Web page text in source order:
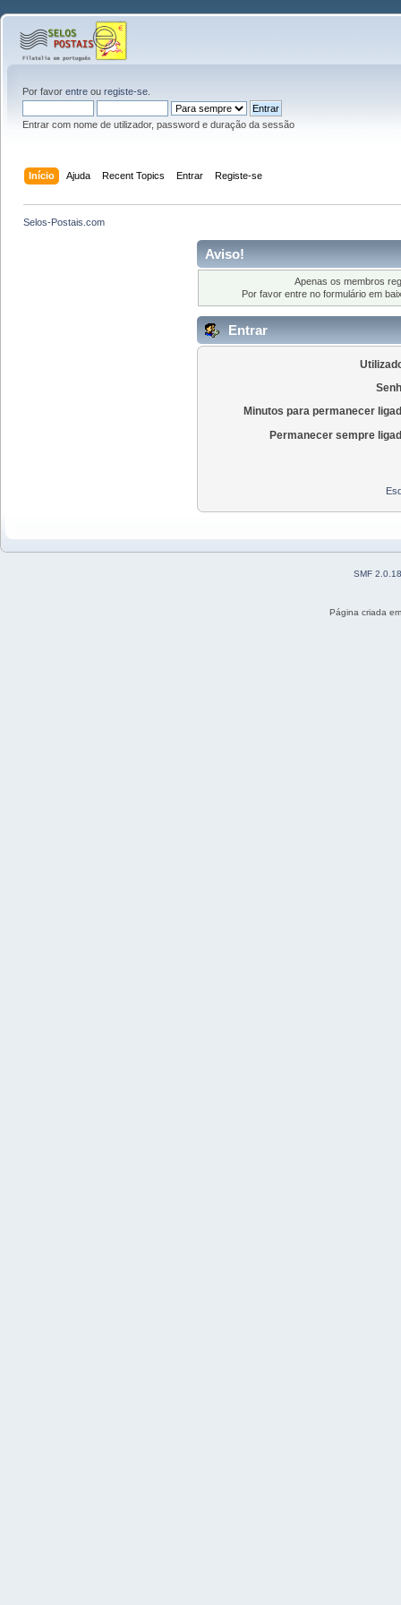
Por favor entre ou registe-se
Entrar com nome de utilizador, password e duração da sessão
Início Ajuda Recent Topics Entrar Registe-se
Selos-Postais.com
Aviso!
Apenas os membros
Por favor entre no formulário em
Entrar
Minutos para permanecer
Permanecer sempre
SMF 2.0.18
Página criada